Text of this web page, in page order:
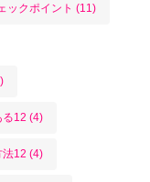
ックポイント (11)
る12 (4)
法12 (4)